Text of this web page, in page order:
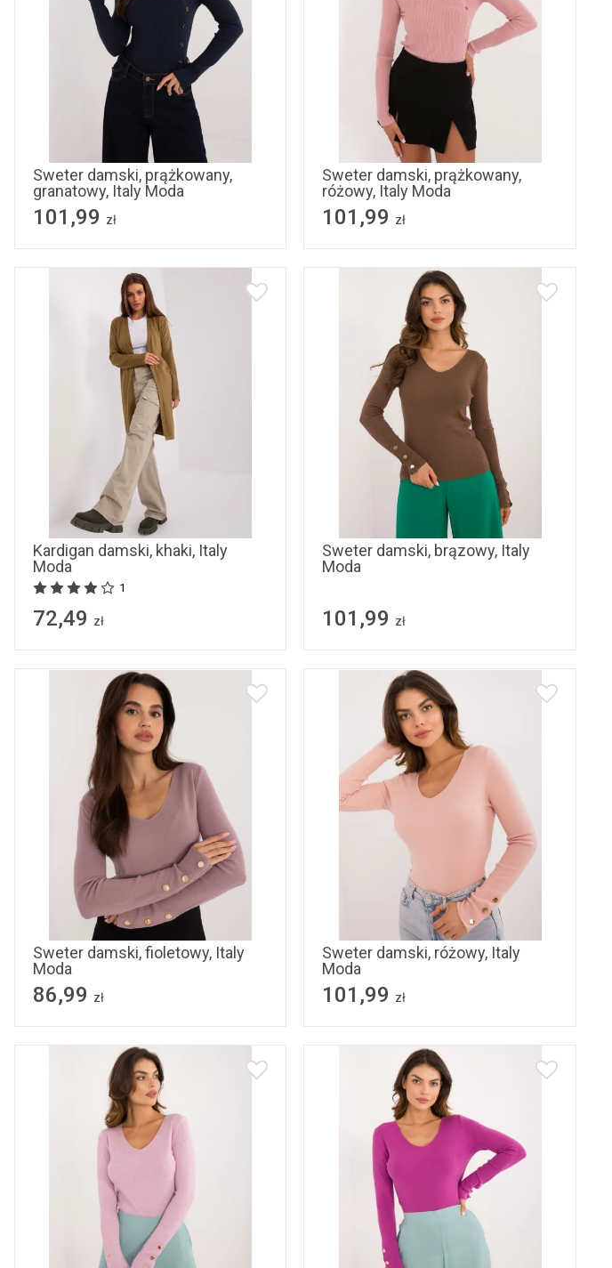
L/XL
Sweter damski, prążkowany,
granatowy, Italy Moda
101,99 zł
L/XL
Sweter damski, prążkowany,
różowy, Italy Moda
101,99 zł
uniwersalny
Kardigan damski, khaki, Italy
Moda
1
72,49 zł
S/M
Sweter damski, brązowy, Italy
Moda
101,99 zł
S/M L/XL
Sweter damski, fioletowy, Italy
Moda
86,99 zł
L/XL
Sweter damski, różowy, Italy
Moda
101,99 zł